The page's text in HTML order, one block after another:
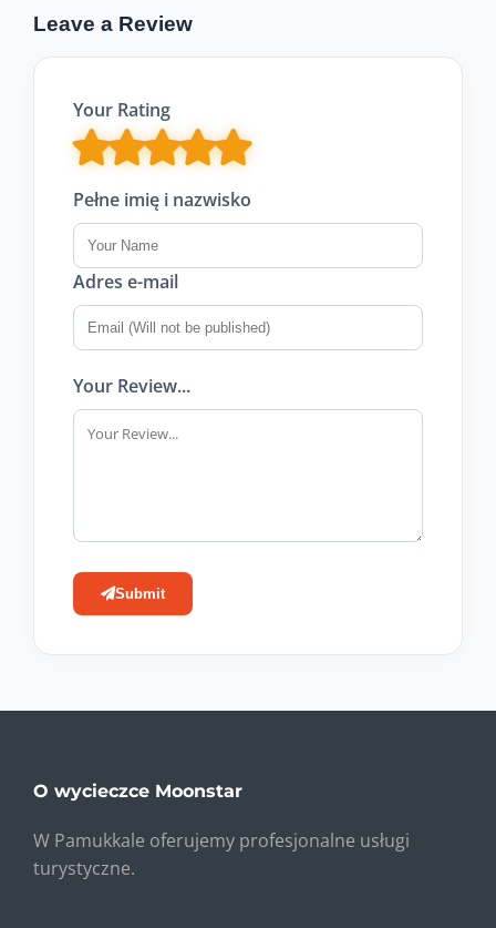
Leave a Review
Your Rating
Pełne imię i nazwisko
Adres e-mail
Your Review...
Submit
O wycieczce Moonstar
W Pamukkale oferujemy profesjonalne usługi
turystyczne.